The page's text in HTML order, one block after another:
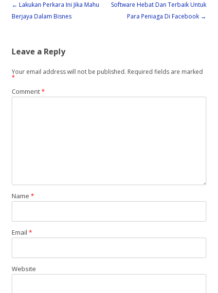
Post navigation
← Lakukan Perkara Ini Jika Mahu
Berjaya Dalam Bisnes
Software Hebat Dan Terbaik Untuk
Para Peniaga Di Facebook →
Leave a Reply
Your email address will not be published. Required fields are marked
*
Comment*
Name *
Email *
Website